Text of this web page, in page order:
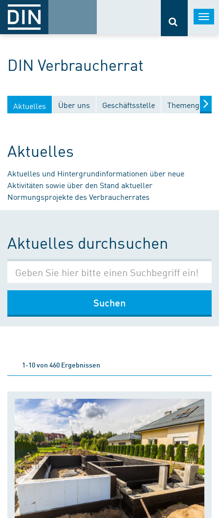
DIN Verbraucherrat
Aktuelles Über uns Geschäftsstelle
Aktuelles
Aktuelles und Hintergrundinformationen über neue
Aktivitäten sowie über den Stand aktueller
Normungsprojekte des Verbraucherrates
Aktuelles durchsuchen
Suchen
1-10 von 460 Ergebnissen